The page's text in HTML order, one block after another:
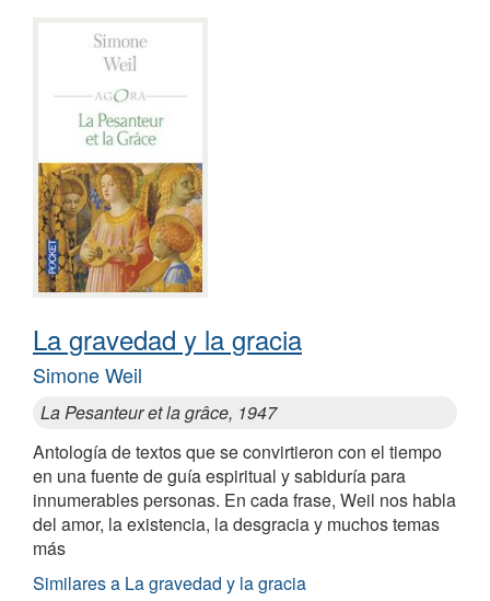
La gravedad y la gracia
Simone Weil
La Pesanteur et la grâce, 1947
Antología de textos que se convirtieron con el tiempo
en una fuente de guía espiritual y sabiduría para
innumerables personas. En cada frase, Weil nos habla
del amor, la existencia, la desgracia y muchos temas
más
Similares a La gravedad y la gracia